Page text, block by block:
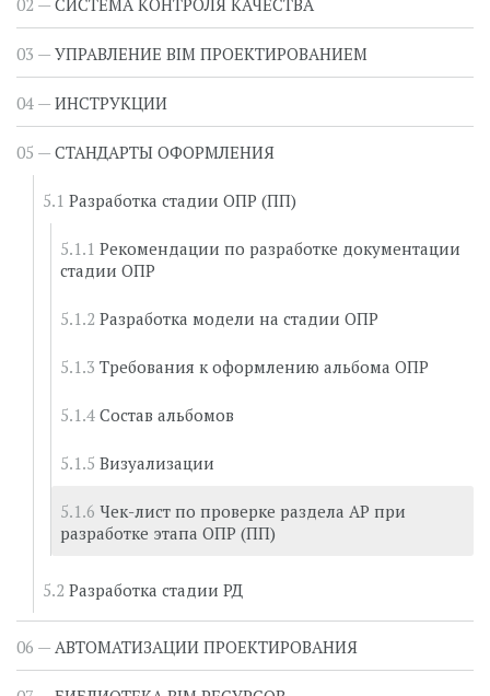
СИСТЕМА КОНТРОЛЯ КАЧЕСТВА
УПРАВЛЕНИЕ BIM ПРОЕКТИРОВАНИЕМ
ИНСТРУКЦИИ
СТАНДАРТЫ ОФОРМЛЕНИЯ
Разработка стадии ОПР (ПП)
Рекомендации по разработке документации
стадии ОПР
Разработка модели на стадии ОПР
Требования к оформлению альбома ОПР
Состав альбомов
Визуализации
Чек-лист по проверке раздела АР при
разработке этапа ОПР (ПП)
Разработка стадии РД
АВТОМАТИЗАЦИИ ПРОЕКТИРОВАНИЯ